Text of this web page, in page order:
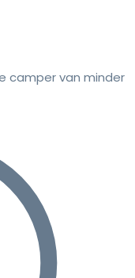
camper van minder